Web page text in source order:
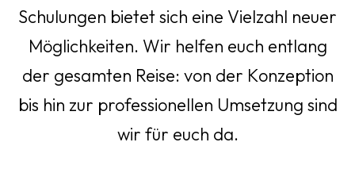
Schulungen bietet sich eine Vielzahl neuer
Möglichkeiten. Wir helfen euch entlang
der gesamten Reise: von der Konzeption
bis hin zur professionellen Umsetzung sind
wir für euch da.